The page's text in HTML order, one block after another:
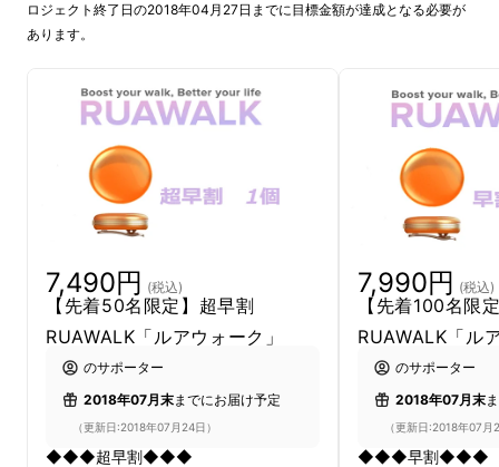
ロジェクト終了日の2018年04月27日までに目標金額が達成となる必要が
あります。
7,490円 (税込)
【先着50名限定】超早割
RUAWALK「ルアウォーク」
のサポーター
2018年07月末までにお届け予定
（更新日:2018年07月24日）
◆◆◆超早割◆◆◆
7,990円 (税込)
【先着100名
RUAWALK「ル
のサポーター
2018年07月末
（更新日:2018年07月
◆◆◆早割◆◆◆